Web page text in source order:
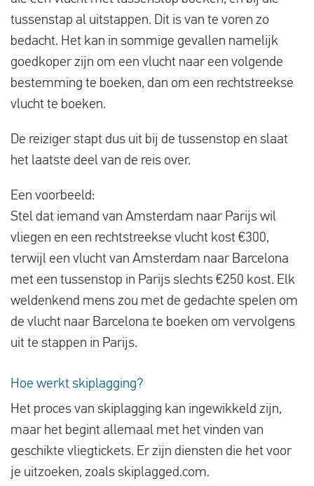
tussenstap al uitstappen. Dit is van te voren zo
bedacht. Het kan in sommige gevallen namelijk
goedkoper zijn om een vlucht naar een volgende
bestemming te boeken, dan om een rechtstreekse
vlucht te boeken.
De reiziger stapt dus uit bij de tussenstop en slaat
het laatste deel van de reis over.
Een voorbeeld:
Stel dat iemand van Amsterdam naar Parijs wil
vliegen en een rechtstreekse vlucht kost €300,
terwijl een vlucht van Amsterdam naar Barcelona
met een tussenstop in Parijs slechts €250 kost. Elk
weldenkend mens zou met de gedachte spelen om
de vlucht naar Barcelona te boeken om vervolgens
uit te stappen in Parijs.
Hoe werkt skiplagging?
Het proces van skiplagging kan ingewikkeld zijn,
maar het begint allemaal met het vinden van
geschikte vliegtickets. Er zijn diensten die het voor
je uitzoeken, zoals skiplagged.com.